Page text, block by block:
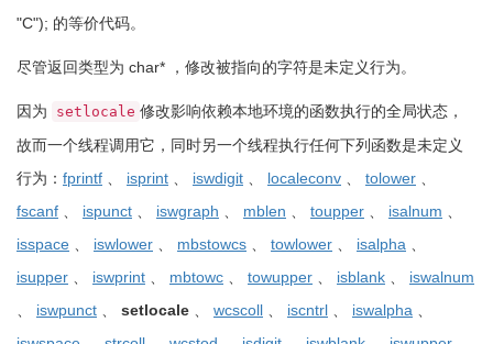
"C"); 的等价代码。
尽管返回类型为 char* ，修改被指向的字符是未定义行为。
因为 setlocale 修改影响依赖本地环境的函数执行的全局状态，
故而一个线程调用它，同时另一个线程执行任何下列函数是未定义
行为： fprintf isprint iswdigit localeconv tolower
fscanf
ispunct iswgraph mblen toupper isalnum
isspace
iswlower mbstowcs towlower isalpha
isupper
iswprint mbtowc towupper isblank
iswalnum
iswpunct setlocale wcscoll iscntrl iswalpha